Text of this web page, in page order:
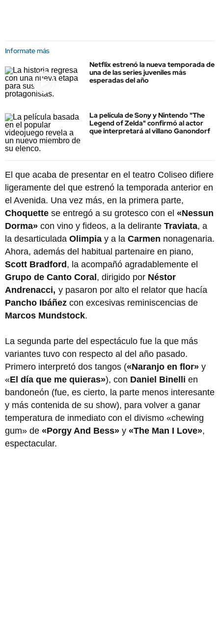
Informate más
Netflix estrenó la nueva temporada de
una de las series juveniles más
esperadas del año
La película de Sony y Nintendo "The
Legend of Zelda" confirmó al actor
que interpretará al villano Ganondorf
El que acaba de presentar en el teatro Coliseo difiere
ligeramente del que estrenó la temporada anterior en
el Avenida. Una vez más, en la primera parte,
Choquette se entregó a su grotesco con el «Nessun
Dorma» con vino y fideos, a la delirante Traviata, a
la desarticulada Olimpia y a la Carmen nonagenaria.
Ahora, además del habitual partenaire en piano,
Scott Bradford, la acompañó agradablemente el
Grupo de Canto Coral, dirigido por Néstor
Andrenacci, y pasaron por alto el relator que hacía
Pancho Ibáñez con excesivas reminiscencias de
Marcos Mundstock.
La segunda parte del espectáculo fue la que más
variantes tuvo con respecto al del año pasado.
Primero interpretó dos tangos («Naranjo en flor» y
«El día que me quieras»), con Daniel Binelli en
bandoneón (fue, es cierto, la parte menos interesante
y más contenida de su show), para volver a ganar
temperatura de inmediato con el divismo «chewing
gum» de «Porgy And Bess» y «The Man I Love»,
espectacular.